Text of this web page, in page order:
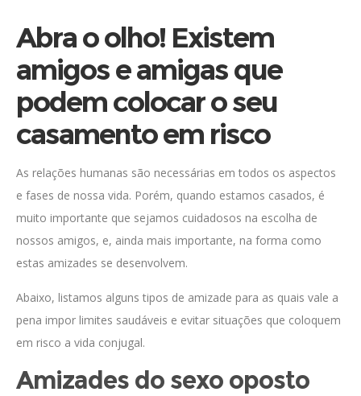
Abra o olho! Existem
amigos e amigas que
podem colocar o seu
casamento em risco
As relações humanas são necessárias em todos os aspectos
e fases de nossa vida. Porém, quando estamos casados, é
muito importante que sejamos cuidadosos na escolha de
nossos amigos, e, ainda mais importante, na forma como
estas amizades se desenvolvem.
Abaixo, listamos alguns tipos de amizade para as quais vale a
pena impor limites saudáveis e evitar situações que coloquem
em risco a vida conjugal.
Amizades do sexo oposto